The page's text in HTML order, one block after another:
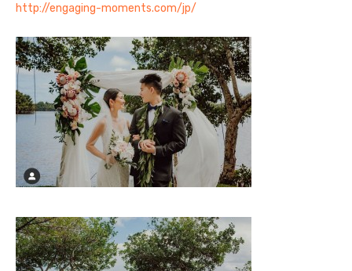
http://engaging-moments.com/jp/